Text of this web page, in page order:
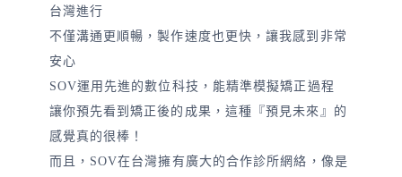
台灣進行
不僅溝通更順暢，製作速度也更快，讓我感到非常
安心
SOV運用先進的數位科技，能精準模擬矯正過程
讓你預先看到矯正後的成果，這種『預見未來』的
感覺真的很棒！
而且，SOV在台灣擁有廣大的合作診所網絡，像是